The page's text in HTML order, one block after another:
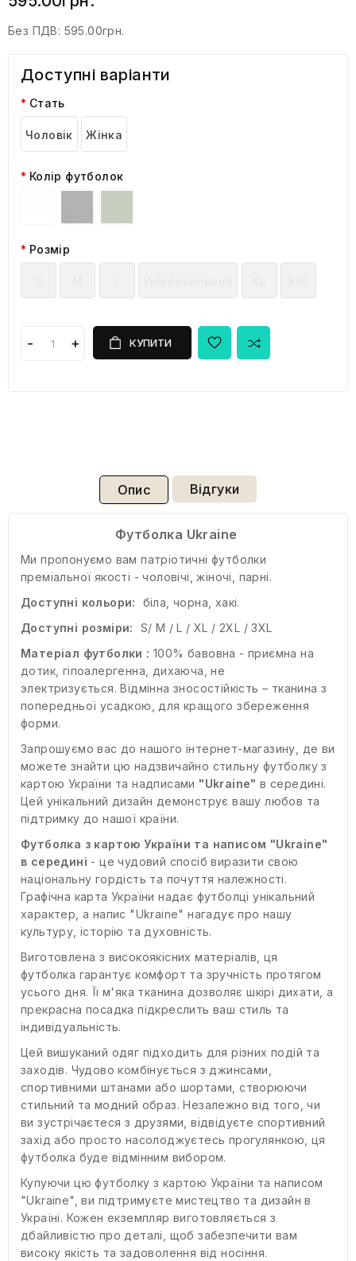
Без ПДВ: 595.00грн.
Доступні варіанти
Стать
Чоловік Жінка
Колір футболок
Розмір
КУПИТИ
Опис Відгуки
Футболка Ukraine
Ми пропонуємо вам патріотичні футболки
преміальної якості - чоловічі, жіночі, парні.
Доступні кольори:
біла, чорна, хакі.
Доступні розміри:
S/ M / L / XL / 2XL / 3XL
Матеріал футболки : 100% бавовна - приємна на
дотик, гіпоалергенна, дихаюча, не
электризується. Відмінна зносостійкість – тканина з
попередньої усадкою, для кращого збереження
форми.
Запрошуємо вас до нашого інтернет-магазину, де ви
можете знайти цю надзвичайно стильну футболку з
картою України та надписами "Ukraine"в середині.
Цей унікальний дизайн демонструє вашу любов та
підтримку до нашої країни.
Футболка з картою України та написом "Ukraine"
в середині - це чудовий спосіб виразити свою
національну гордість та почуття належності.
Графічна карта України надає футболці унікальний
характер, а напис "Ukraine" нагадує про нашу
культуру, історію та духовність.
Виготовлена з високоякісних матеріалів, ця
футболка гарантує комфорт та зручність протягом
усього дня. Її м'яка тканина дозволяє шкірі дихати, а
прекрасна посадка підкреслить ваш стиль та
індивідуальність.
Цей вишуканий одяг підходить для різних подій та
заходів. Чудово комбінується з джинсами,
спортивними штанами або шортами, створюючи
стильний та модний образ. Незалежно від того, чи
ви зустрічаєтеся з друзями, відвідуєте спортивний
захід або просто насолоджуєтесь прогулянкою, ця
футболка буде відмінним вибором.
Купуючи цю футболку з картою України та написом
"Ukraine", ви підтримуєте мистецтво та дизайн в
Україні. Кожен екземпляр виготовляється з
дбайливістю про деталі, щоб забезпечити вам
високу якість та задоволення від носіння.